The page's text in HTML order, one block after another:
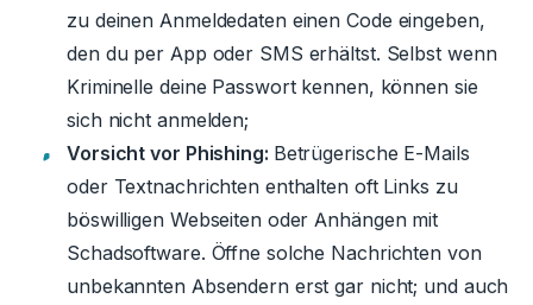
zu deinen Anmeldedaten einen Code eingeben,
den du per App oder SMS erhältst. Selbst wenn
Kriminelle deine Passwort kennen, können sie
sich nicht anmelden;
Vorsicht vor Phishing: Betrügerische E-Mails
oder Textnachrichten enthalten oft Links zu
böswilligen Webseiten oder Anhängen mit
Schadsoftware. Öffne solche Nachrichten von
unbekannten Absendern erst gar nicht; und auch